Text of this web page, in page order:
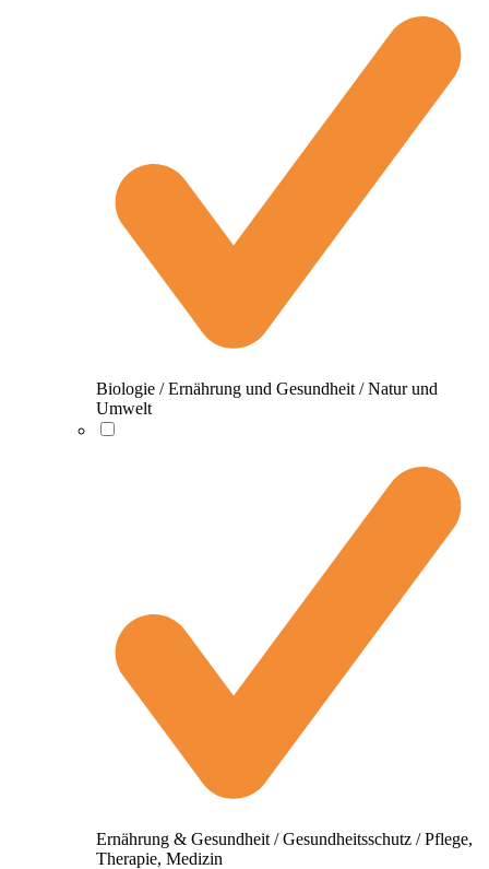
Biologie / Ernährung und Gesundheit / Natur und
Umwelt
Ernährung & Gesundheit / Gesundheitsschutz / Pflege,
Therapie, Medizin